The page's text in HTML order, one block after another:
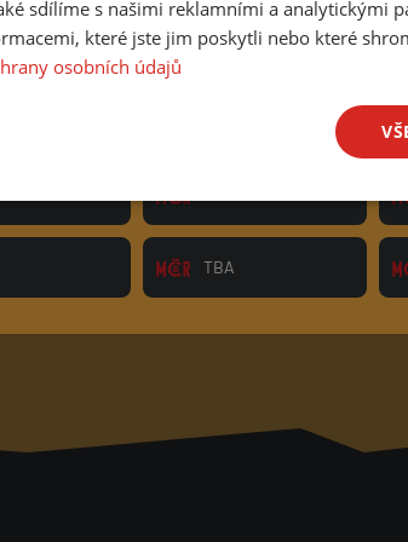
TBA
sdílíme s našimi reklamními a analytickými
které jste jim poskytli nebo které
osobních údajů